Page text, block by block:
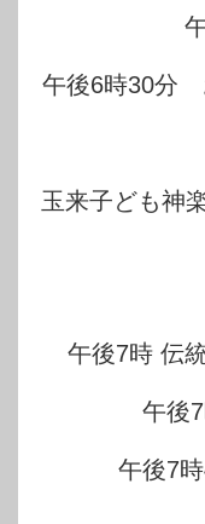
午後6時30分
玉来子ども
午後7時 伝
午後
午後7